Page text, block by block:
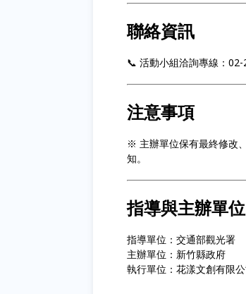
聯絡資訊
📞 活動小組洽詢專線：
注意事項
※ 主辦單位保有最終修改
知。
指導與主辦單位
指導單位：交通部觀光署
主辦單位：新竹縣政府
執行單位：花漾文創有限